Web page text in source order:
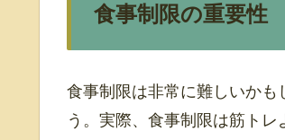
食事制限の重要性
食事制限は非常に難しいかも
う。実際、食事制限は筋ト